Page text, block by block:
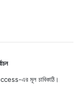
এর মূল চাবিকাঠি।